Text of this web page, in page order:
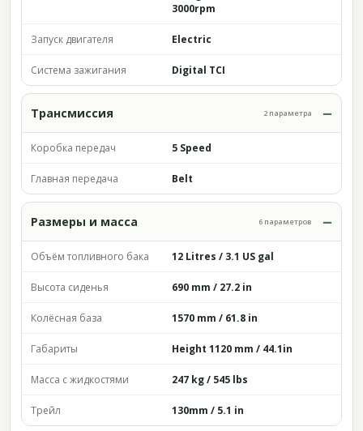
3000rpm
Запуск двигателя Electric
Система зажигания Digital TCI
Трансмиссия 2 параметра
Коробка передач 5 Speed
Главная передача Belt
Размеры и масса 6 параметров
Объём топливного бака 12 Litres / 3.1 US gal
Высота сиденья 690 mm / 27.2 in
Колёсная база 1570 mm / 61.8 in
Габариты Height 1120 mm / 44.1in
Масса с жидкостями 247 kg / 545 lbs
Трейл 130mm / 5.1 in